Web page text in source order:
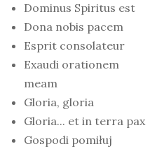
Dominus Spiritus est
Dona nobis pacem
Esprit consolateur
Exaudi orationem
meam
Gloria, gloria
Gloria... et in terra pax
Gospodi pomiłuj